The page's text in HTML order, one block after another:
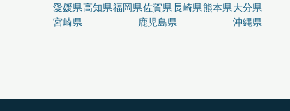
愛媛県高知県福岡県佐賀県長崎県熊本県大分県
宮崎県
鹿児島県 沖縄県